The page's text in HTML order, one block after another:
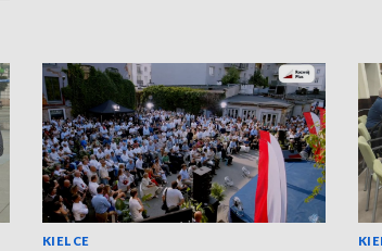
KIELCE